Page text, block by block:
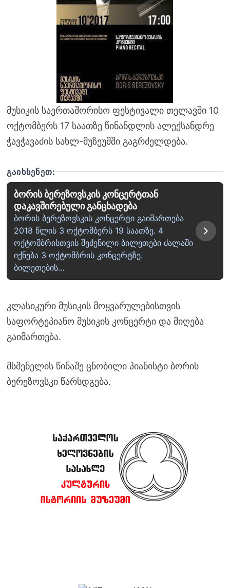
მუსიკის საერთაშორისო ფესტივალი თელავში 10
ოქტომბერს 17 საათზე წინანდლის ალექსანდრე
ჭავჭავაძის სახლ-მუზეუმში გაგრძელდება.
ᲒᲐᲘᲮᲡᲔᲜᲔᲗ:
ბორის ბერეზოვსკის კონცერტთან
დაკავშირებული განცხადება
ბორის ბერეზოვსკის კონცერტი გაიმართება
2018 წლის 3 ოქტომბერს 19 საათზე. 4
ოქტომბრისთვის შეძენილი ბილეთები ძალაში
იქნება 3 ოქტომბრის კონცერტზე.
ბილეთების…
კლასიკური მუსიკის მოყვარულებისთვის
საფორტეპიანო მუსიკის კონცერტი და მიღება
გაიმართება.
მსმენელის წინაშე ცნობილი პიანისტი ბორის
ბერეზოვსკი წარსდგება.